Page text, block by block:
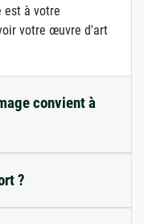
est à votre
votre œuvre d'art
convient à
?